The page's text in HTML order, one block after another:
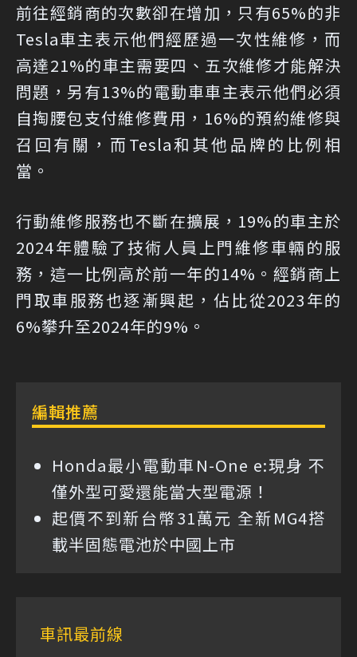
前往經銷商的次數卻在增加，只有65%的非
Tesla車主表示他們經歷過一次性維修，而
高達21%的車主需要四、五次維修才能解決
問題，另有13%的電動車車主表示他們必須
自掏腰包支付維修費用，16%的預約維修與
召回有關，而Tesla和其他品牌的比例相
當。
行動維修服務也不斷在擴展，19%的車主於
2024年體驗了技術人員上門維修車輛的服
務，這一比例高於前一年的14%。經銷商上
門取車服務也逐漸興起，佔比從2023年的
6%攀升至2024年的9%。
編輯推薦
Honda最小電動車N-One e:現身 不
僅外型可愛還能當大型電源！
起價不到新台幣31萬元 全新MG4搭
載半固態電池於中國上市
車訊最前線